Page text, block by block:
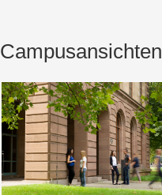
Campusansichten